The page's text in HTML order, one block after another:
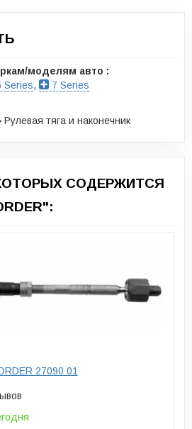
моделям авто :
Series,
7 Series
Рулевая тяга и наконечник
СОДЕРЖИТСЯ
27090 01